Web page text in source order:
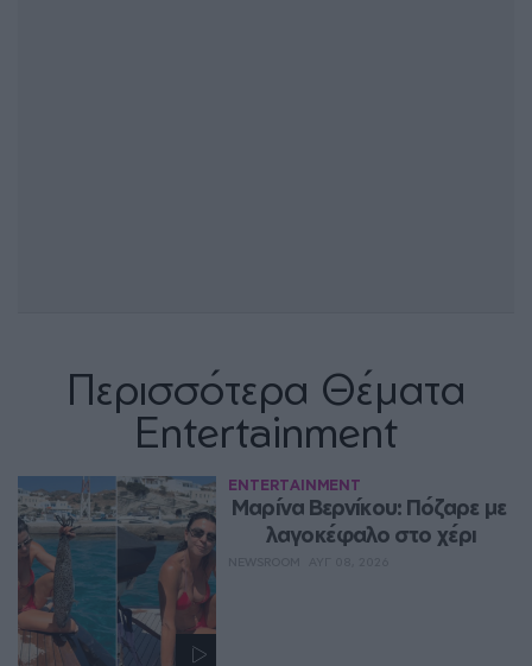
Περισσότερα Θέματα
Entertainment
ENTERTAINMENT
Μαρίνα Βερνίκου: Πόζαρε με
λαγοκέφαλο στο χέρι